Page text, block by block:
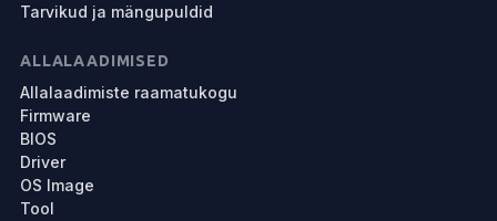
Tarvikud ja mängupuldid
ALLALAADIMISED
Allalaadimiste raamatukogu
Firmware
BIOS
Driver
OS Image
Tool